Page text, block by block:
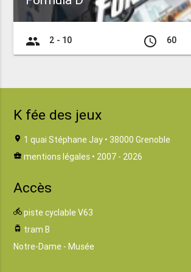
group 2 - 10 access_time 60
K fée des jeux
location_on 1 quai Stéphane Jay • 38000 Grenoble
business_center mentions légales • 2007 - 2026
Accès
directions_bike piste cyclable V63
tram tram B
Notre-Dame - Musée